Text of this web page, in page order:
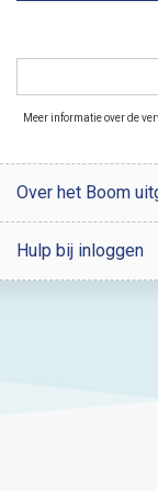
Meer informatie over de
Over het Boom
Hulp bij inloggen